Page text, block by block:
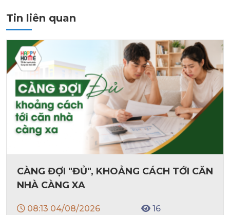
Tin liên quan
CÀNG ĐỢI "ĐỦ", KHOẢNG CÁCH TỚI CĂN
NHÀ CÀNG XA
08:13 04/08/2026 16